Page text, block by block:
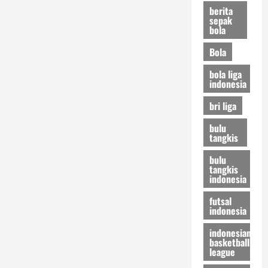
berita
sepak
bola
Bola
bola liga
indonesia
bri liga
bulu
tangkis
bulu
tangkis
indonesia
futsal
indonesia
indonesian
basketball
league